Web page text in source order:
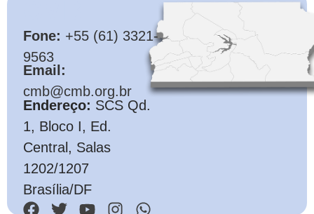
Fone: +55 (61) 3321-
9563
Email:
cmb@cmb.org.br
Endereço: SCS Qd.
1, Bloco I, Ed.
Central, Salas
1202/1207
Brasília/DF